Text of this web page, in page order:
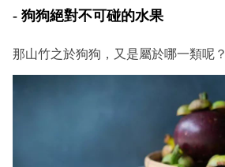
- 狗狗絕對不可碰的水果
那山竹之於狗狗，又是屬於哪一類呢？